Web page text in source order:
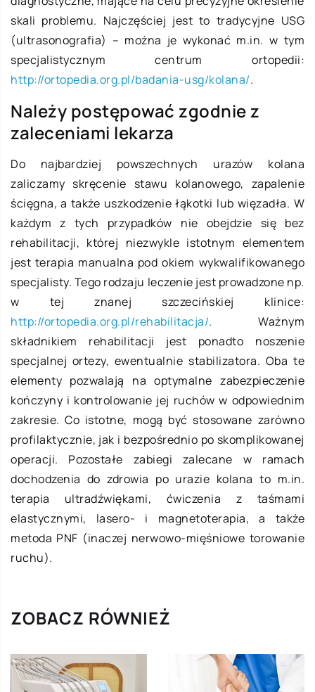
skali problemu. Najczęściej jest to tradycyjne USG
(ultrasonografia) – można je wykonać m.in. w tym
specjalistycznym centrum ortopedii:
http://ortopedia.org.pl/badania-usg/kolana/.
Należy postępować zgodnie z
zaleceniami lekarza
Do najbardziej powszechnych urazów kolana
zaliczamy skręcenie stawu kolanowego, zapalenie
ścięgna, a także uszkodzenie łąkotki lub więzadła. W
każdym z tych przypadków nie obejdzie się bez
rehabilitacji, której niezwykle istotnym elementem
jest terapia manualna pod okiem wykwalifikowanego
specjalisty. Tego rodzaju leczenie jest prowadzone np.
w tej znanej szczecińskiej klinice:
http://ortopedia.org.pl/rehabilitacja/. Ważnym
składnikiem rehabilitacji jest ponadto noszenie
specjalnej ortezy, ewentualnie stabilizatora. Oba te
elementy pozwalają na optymalne zabezpieczenie
kończyny i kontrolowanie jej ruchów w odpowiednim
zakresie. Co istotne, mogą być stosowane zarówno
profilaktycznie, jak i bezpośrednio po skomplikowanej
operacji. Pozostałe zabiegi zalecane w ramach
dochodzenia do zdrowia po urazie kolana to m.in.
terapia ultradźwiękami, ćwiczenia z taśmami
elastycznymi, lasero- i magnetoterapia, a także
metoda PNF (inaczej nerwowo-mięśniowe torowanie
ruchu).
ZOBACZ RÓWNIEŻ